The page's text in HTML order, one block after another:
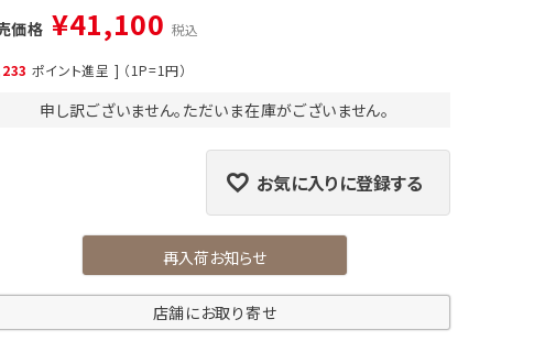
価格 ¥41,100 税込
ポイント進呈 ] （1P=1円）
申し訳ございません。ただいま在庫がございません。
お気に入りに登録する
再入荷お知らせ
店舗にお取り寄せ